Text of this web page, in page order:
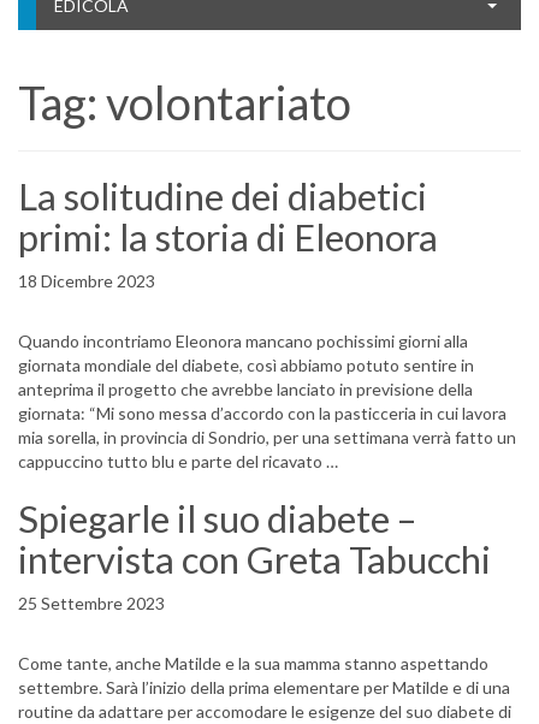
EDICOLA
Tag:volontariato
La solitudine dei diabetici
primi: la storia di Eleonora
18 Dicembre 2023
Quando incontriamo Eleonora mancano pochissimi giorni alla
giornata mondiale del diabete, così abbiamo potuto sentire in
anteprima il progetto che avrebbe lanciato in previsione della
giornata: “Mi sono messa d’accordo con la pasticceria in cui lavora
mia sorella, in provincia di Sondrio, per una settimana verrà fatto un
cappuccino tutto blu e parte del ricavato …
Spiegarle il suo diabete –
intervista con Greta Tabucchi
25 Settembre 2023
Come tante, anche Matilde e la sua mamma stanno aspettando
settembre. Sarà l’inizio della prima elementare per Matilde e di una
routine da adattare per accomodare le esigenze del suo diabete di